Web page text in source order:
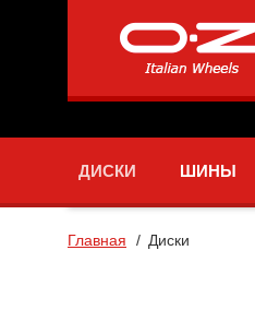
ДИСКИ ШИНЫ
Главная Диски